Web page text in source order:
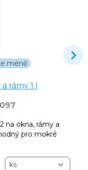
méně
rámy 1 l
na okna, rámy a
pro mokré